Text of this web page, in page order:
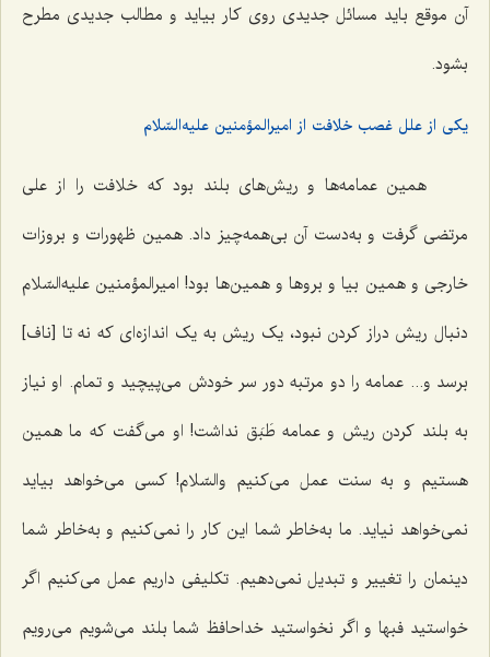
آن موقع باید مسائل جدیدى روى کار بیاید و مطالب جدیدى مطرح
بشود.
یکی از علل غصب خلافت از امیرالمؤمنین علیه‌السّلام
همین عمامه‌ها و ریش‌هاى بلند بود که خلافت را از على
مرتضى گرفت و به‌دست آن بى‌همه‌چیز داد. همین ظهورات و بروزات
خارجى و همین بیا و بروها و همین‌ها بود! امیرالمؤمنین علیه‌السّلام
دنبال ریش دراز کردن نبود، یک ریش به یک اندازه‌اى که نه تا [ناف]
برسد و... عمامه را دو مرتبه دور سر خودش می‌پیچید و تمام. او نیاز
به بلند کردن ریش و عمامه طَبَق نداشت! او مى‌گفت که ما همین
هستیم و به سنت عمل مى‌کنیم والسّلام! کسى مى‌خواهد بیاید
نمى‌خواهد نیاید. ما به‌خاطر شما این کار را نمى‌کنیم و به‌خاطر شما
دینمان را تغییر و تبدیل نمى‌دهیم. تکلیفى داریم عمل مى‌کنیم اگر
خواستید فبها و اگر نخواستید خداحافظ شما بلند مى‌شویم مى‌رویم